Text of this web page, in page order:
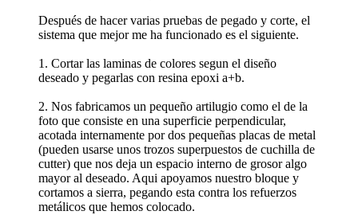
Después de hacer varias pruebas de pegado y corte, el
sistema que mejor me ha funcionado es el siguiente.
1. Cortar las laminas de colores segun el diseño
deseado y pegarlas con resina epoxi a+b.
2. Nos fabricamos un pequeño artilugio como el de la
foto que consiste en una superficie perpendicular,
acotada internamente por dos pequeñas placas de metal
(pueden usarse unos trozos superpuestos de cuchilla de
cutter) que nos deja un espacio interno de grosor algo
mayor al deseado. Aqui apoyamos nuestro bloque y
cortamos a sierra, pegando esta contra los refuerzos
metálicos que hemos colocado.